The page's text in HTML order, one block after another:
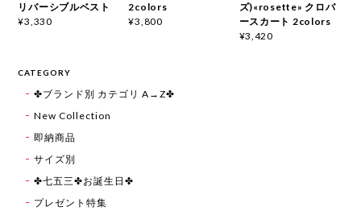
リバーシブルベスト
¥3,330
2colors
¥3,800
ズ)«rosette» クロバ
ースカート 2colors
¥3,420
CATEGORY
✤ブランド別 カテゴリ A→Z✤
New Collection
即納商品
サイズ別
✤七五三✤お誕生日✤
プレゼント特集